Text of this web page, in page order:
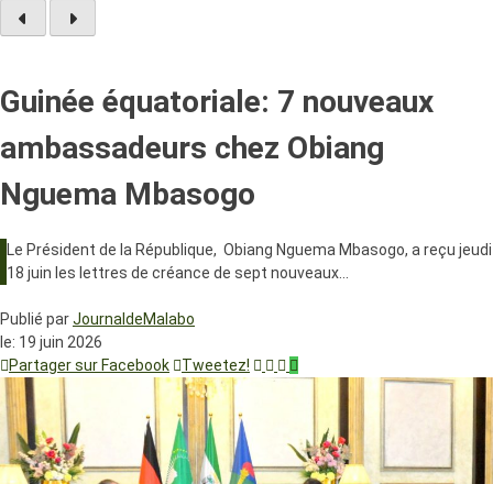
Guinée équatoriale: 7 nouveaux
ambassadeurs chez Obiang
Nguema Mbasogo
Le Président de la République, Obiang Nguema Mbasogo, a reçu jeudi
18 juin les lettres de créance de sept nouveaux…
Publié parJournaldeMalabo
le: 19 juin 2026
Partager sur Facebook
Tweetez!